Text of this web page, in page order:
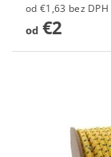
od €1,63 bez DPH
od€2